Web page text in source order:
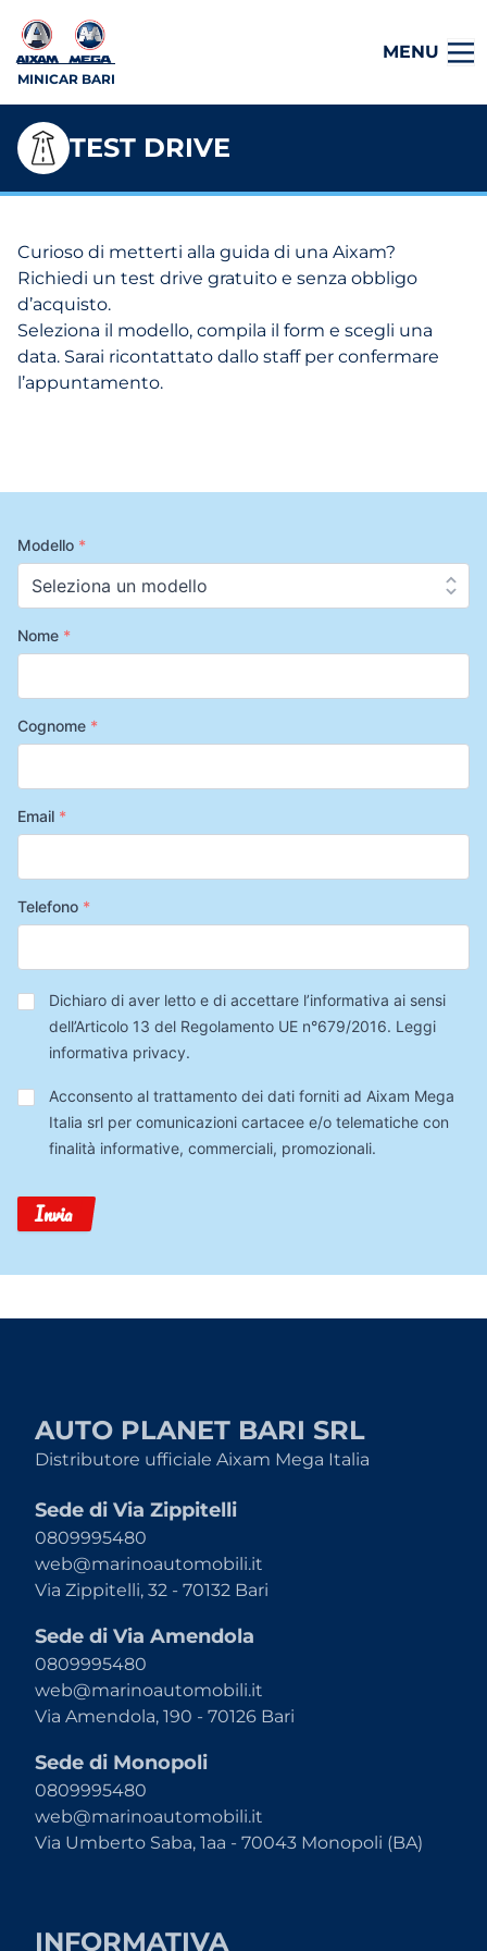
MINICAR BARI
MENU
TEST DRIVE
Curioso di metterti alla guida di una Aixam?
Richiedi un test drive gratuito e senza obbligo
d’acquisto.
Seleziona il modello, compila il form e scegli una
data. Sarai ricontattato dallo staff per confermare
l’appuntamento.
Modello *
Nome *
Cognome *
Email *
Telefono *
Privacy*
Dichiaro di aver letto e di accettare l’informativa ai sensi
dell’Articolo 13 del Regolamento UE n°679/2016. Leggi
informativa privacy.
Trattamento
Dati
Acconsento al trattamento dei dati forniti ad Aixam Mega
Italia srl per comunicazioni cartacee e/o telematiche con
finalità informative, commerciali, promozionali.
Invia
AUTO PLANET BARI SRL
Distributore ufficiale Aixam Mega Italia
Sede di Via Zippitelli
0809995480
web@marinoautomobili.it
Via Zippitelli, 32 - 70132 Bari
Sede di Via Amendola
0809995480
web@marinoautomobili.it
Via Amendola, 190 - 70126 Bari
Sede di Monopoli
0809995480
web@marinoautomobili.it
Via Umberto Saba, 1aa - 70043 Monopoli (BA)
INFORMATIVA